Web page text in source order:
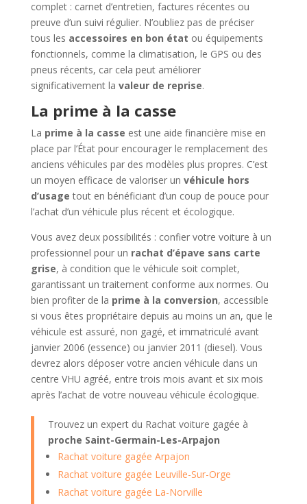
complet : carnet d’entretien, factures récentes ou
preuve d’un suivi régulier. N’oubliez pas de préciser
tous les accessoires en bon état ou équipements
fonctionnels, comme la climatisation, le GPS ou des
pneus récents, car cela peut améliorer
significativement la valeur de reprise.
La prime à la casse
La prime à la casse est une aide financière mise en
place par l’État pour encourager le remplacement des
anciens véhicules par des modèles plus propres. C’est
un moyen efficace de valoriser un véhicule hors
d’usage tout en bénéficiant d’un coup de pouce pour
l’achat d’un véhicule plus récent et écologique.
Vous avez deux possibilités : confier votre voiture à un
professionnel pour un rachat d’épave sans carte
grise, à condition que le véhicule soit complet,
garantissant un traitement conforme aux normes. Ou
bien profiter de la prime à la conversion, accessible
si vous êtes propriétaire depuis au moins un an, que le
véhicule est assuré, non gagé, et immatriculé avant
janvier 2006 (essence) ou janvier 2011 (diesel). Vous
devrez alors déposer votre ancien véhicule dans un
centre VHU agréé, entre trois mois avant et six mois
après l’achat de votre nouveau véhicule écologique.
Trouvez un expert du Rachat voiture gagée à
proche Saint-Germain-Les-Arpajon
Rachat voiture gagée Arpajon
Rachat voiture gagée Leuville-Sur-Orge
Rachat voiture gagée La-Norville